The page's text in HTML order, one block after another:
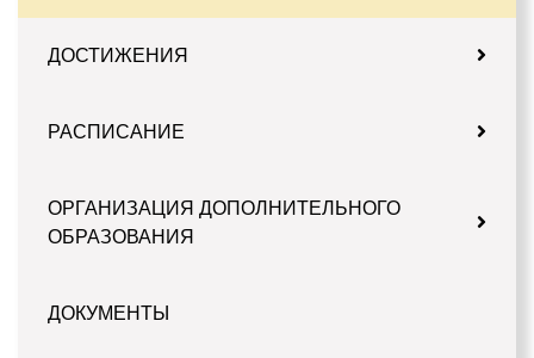
ДОСТИЖЕНИЯ
РАСПИСАНИЕ
ОРГАНИЗАЦИЯ ДОПОЛНИТЕЛЬНОГО
ОБРАЗОВАНИЯ
ДОКУМЕНТЫ